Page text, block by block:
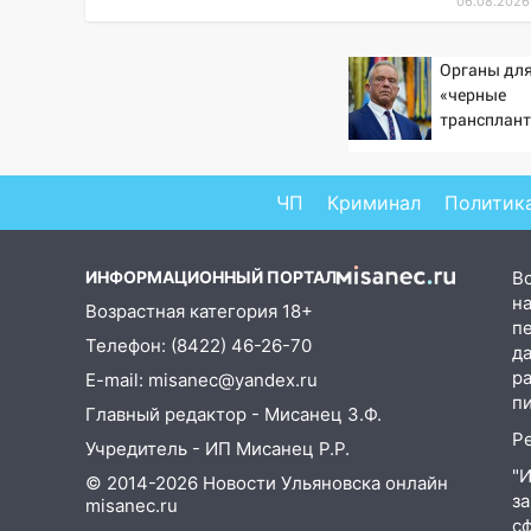
необоснованно обвиняли в
жестоком обращении с
в Ульяновской области
перевозчик провернул хитрую
схему с чужими проездными
12:10 Ульяновский алиментщик
накопил 120 тысяч долга
11:49 Снят режим «Ракетная
опасность» на территории
Ульяновской области
11:30 Кабмин РФ разрешил до 1
июля 2027 года импорт, выпуск
и обращение бензина Евро 2,
Органы
«черные
ЧП Криминал
ИНФОРМАЦИОННЫЙ ПОРТАЛ
Возрастная категория 18+
Телефон: (8422) 46-26-70
E-mail: misanec@yandex.ru
Главный редактор - Мисанец З.Ф.
Учредитель - ИП Мисанец Р.Р.
© 2014-2026 Новости Ульяновска онлайн
misanec.ru